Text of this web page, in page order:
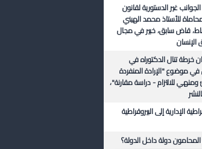
غير الدستورية لقانون
للأستاذ محمد الهيني
قاض سابق، خبير في مجال
الإنسان
خرطة تنال الدكتوراه في
في موضوع "الإرادة المنفردة
للالتزام - دراسة مقارنة"،
الإدارية إلى البيروقراطية
دولة داخل الدولة؟